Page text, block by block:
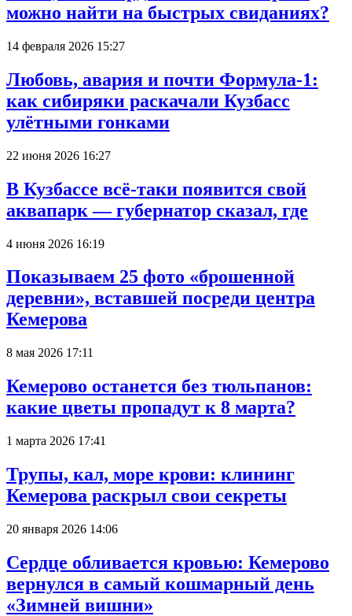
можно найти на быстрых свиданиях?
14 февраля 2026 15:27
Любовь, авария и почти Формула-1:
как сибиряки раскачали Кузбасс
улётными гонками
22 июня 2026 16:27
В Кузбассе всё-таки появится свой
аквапарк — губернатор сказал, где
4 июня 2026 16:19
Показываем 25 фото «брошенной
деревни», вставшей посреди центра
Кемерова
8 мая 2026 17:11
Кемерово останется без тюльпанов:
какие цветы пропадут к 8 марта?
1 марта 2026 17:41
Трупы, кал, море крови: клининг
Кемерова раскрыл свои секреты
20 января 2026 14:06
Сердце обливается кровью: Кемерово
вернулся в самый кошмарный день
«Зимней вишни»